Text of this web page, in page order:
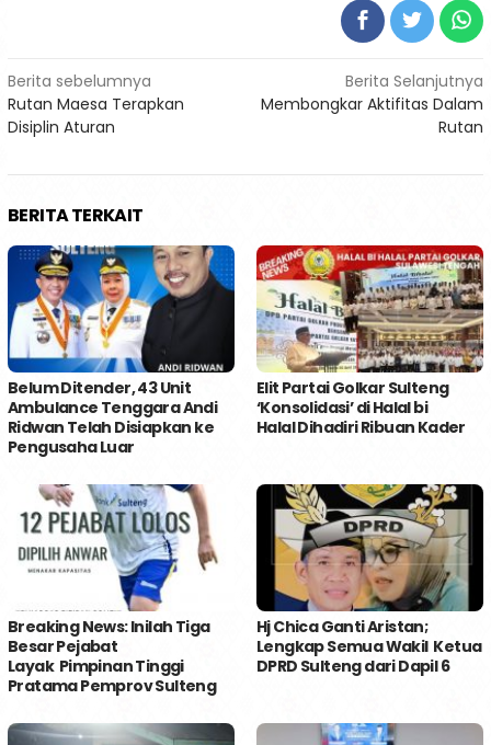
Navigasi
pos
Berita sebelumnya
Rutan Maesa Terapkan
Disiplin Aturan
Berita Selanjutnya
Membongkar Aktifitas Dalam
Rutan
BERITA TERKAIT
Belum Ditender, 43 Unit
Ambulance Tenggara Andi
Ridwan Telah Disiapkan ke
Pengusaha Luar
Elit Partai Golkar Sulteng
‘Konsolidasi’ di Halal bi
Halal Dihadiri Ribuan Kader
Breaking News: Inilah Tiga
Besar Pejabat
Layak Pimpinan Tinggi
Pratama Pemprov Sulteng
Hj Chica Ganti Aristan;
Lengkap Semua Wakil Ketua
DPRD Sulteng dari Dapil 6